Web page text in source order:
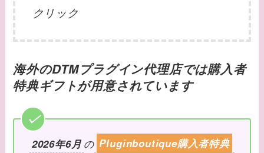
クリック
海外のDTMプラグイン代理店では購入者
特典ギフトが用意されています
2026年6月 の Pluginboutique購入者特典